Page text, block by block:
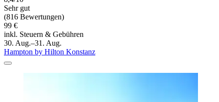
Sehr gut
(816 Bewertungen)
99 €
inkl. Steuern & Gebühren
30. Aug.–31. Aug.
Hampton by Hilton Konstanz